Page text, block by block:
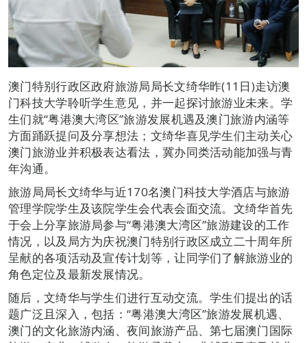
澳门特别行政区政府旅游局局长文绮华昨(11日)走访澳
门科技大学聆听学生意见，并一起探讨旅游业未来。学
生们就“粤港澳大湾区”旅游发展机遇及澳门旅游内涵等
方面踊跃提问及分享想法；文绮华喜见学生们主动关心
澳门旅游业并积极表达看法，冀办同类活动能加强与青
年沟通。
旅游局局长文绮华与近170名澳门科技大学酒店与旅游
管理学院学生及该院学生会代表会面交流。文绮华首先
于会上分享旅游局参与“粤港澳大湾区”旅游建设的工作
情况，以及局方为庆祝澳门特别行政区成立二十周年所
呈献的各项活动及宣传计划等，让同学们了解旅游业的
角色定位及最新发展情况。
随后，文绮华与学生们进行互动交流。学生们提出的话
题广泛且深入，包括：“粤港澳大湾区”旅游发展机遇、
澳门的文化旅游内涵、夜间旅游产品、第七届澳门国际